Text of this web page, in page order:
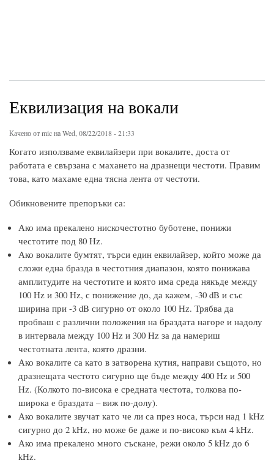
Еквилизация на вокали
Качено отmicна Wed, 08/22/2018 - 21:33
Когато използваме еквилайзери при вокалите, доста от
работата е свързана с махането на дразнещи честоти. Правим
това, като махаме една тясна лента от честоти.
Обикновените препоръки са:
Ако има прекалено нискочестотно буботене, понижи
честотите под 80 Hz.
Ако вокалите бумтят, търси един еквилайзер, който може да
сложи една бразда в честотния диапазон, която понижава
амплитудите на честотите и която има среда някъде между
100 Hz и 300 Hz, с понижение до, да кажем, -30 dB и със
ширина при -3 dB сигурно от около 100 Hz. Трябва да
пробваш с различни положения на браздата нагоре и надолу
в интервала между 100 Hz и 300 Hz за да намериш
честотната лента, която дразни.
Ако вокалите са като в затворена кутия, направи същото, но
дразнещата честото сигурно ще бъде между 400 Hz и 500
Hz. (Колкото по-висока е средната честота, толкова по-
широка е браздата – виж по-долу).
Ако вокалите звучат като че ли са през носа, търси над 1 kHz
сигурно до 2 kHz, но може бе даже и по-високо към 4 kHz.
Ако има прекалено много съскане, режи около 5 kHz до 6
kHz.